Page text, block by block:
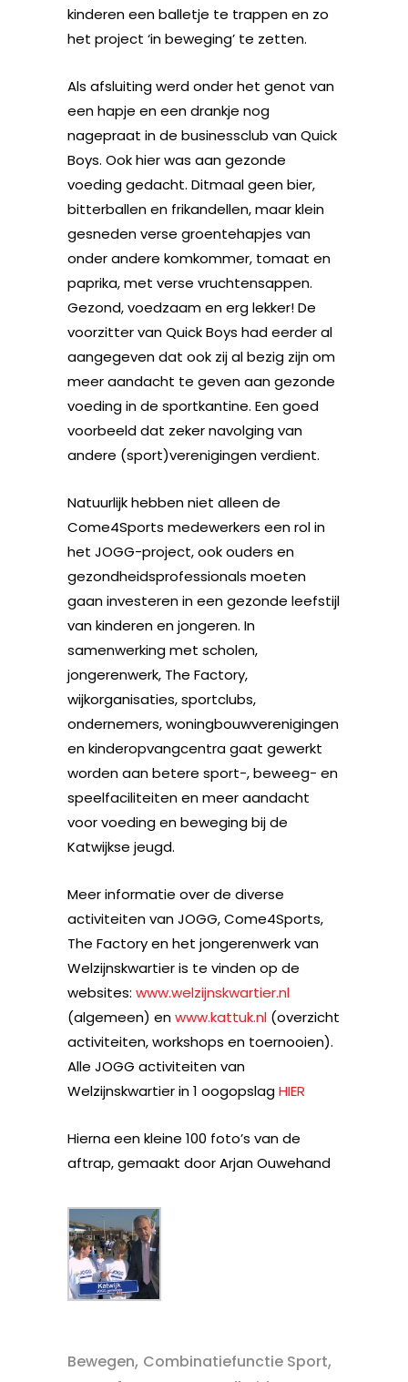
kinderen een balletje te trappen en zo
het project ‘in beweging’ te zetten.
Als afsluiting werd onder het genot van
een hapje en een drankje nog
nagepraat in de businessclub van Quick
Boys. Ook hier was aan gezonde
voeding gedacht. Ditmaal geen bier,
bitterballen en frikandellen, maar klein
gesneden verse groentehapjes van
onder andere komkommer, tomaat en
paprika, met verse vruchtensappen.
Gezond, voedzaam en erg lekker! De
voorzitter van Quick Boys had eerder al
aangegeven dat ook zij al bezig zijn om
meer aandacht te geven aan gezonde
voeding in de sportkantine. Een goed
voorbeeld dat zeker navolging van
andere (sport)verenigingen verdient.
Natuurlijk hebben niet alleen de
Come4Sports medewerkers een rol in
het JOGG-project, ook ouders en
gezondheidsprofessionals moeten
gaan investeren in een gezonde leefstijl
van kinderen en jongeren. In
samenwerking met scholen,
jongerenwerk, The Factory,
wijkorganisaties, sportclubs,
ondernemers, woningbouwverenigingen
en kinderopvangcentra gaat gewerkt
worden aan betere sport-, beweeg- en
speelfaciliteiten en meer aandacht
voor voeding en beweging bij de
Katwijkse jeugd.
Meer informatie over de diverse
activiteiten van JOGG, Come4Sports,
The Factory en het jongerenwerk van
Welzijnskwartier is te vinden op de
websites: www.welzijnskwartier.nl
(algemeen) enwww.kattuk.nl (overzicht
activiteiten, workshops en toernooien).
Alle JOGG activiteiten van
Welzijnskwartier in 1 oogopslagHIER
Hierna een kleine 100 foto’s van de
aftrap, gemaakt door Arjan Ouwehand
Bewegen, Combinatiefunctie Sport,